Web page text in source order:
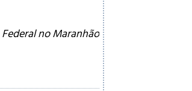
no Maranhão